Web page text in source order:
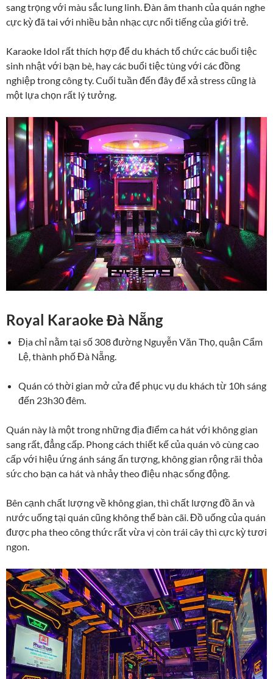
sang trọng với màu sắc lung linh. Đàn âm thanh của quán nghe
cực kỳ đã tai với nhiều bản nhạc cực nổi tiếng của giới trẻ.
Karaoke Idol rất thích hợp để du khách tổ chức các buổi tiệc
sinh nhật với bạn bè, hay các buổi tiệc tùng với các đồng
nghiệp trong công ty. Cuối tuần đến đây để xả stress cũng là
một lựa chọn rất lý tưởng.
Royal Karaoke Đà Nẵng
Địa chỉ nằm tại số 308 đường Nguyễn Văn Thọ, quận Cẩm
Lệ, thành phố Đà Nẵng.
Quán có thời gian mở cửa để phục vụ du khách từ 10h sáng
đến 23h30 đêm.
Quán này là một trong những địa điểm ca hát với không gian
sang rất, đẳng cấp. Phong cách thiết kế của quán vô cùng cao
cấp với hiệu ứng ánh sáng ấn tượng, không gian rộng rãi thỏa
sức cho bạn ca hát và nhảy theo điệu nhạc sống động.
Bên cạnh chất lượng về không gian, thì chất lượng đồ ăn và
nước uống tại quán cũng không thể bàn cãi. Đồ uống của quán
được pha theo công thức rất vừa vị còn trái cây thì cực kỳ tươi
ngon.